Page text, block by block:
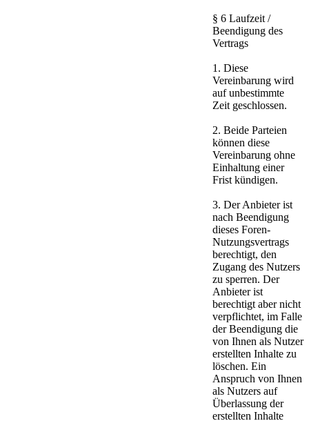
§ 6 Laufzeit /
Beendigung des
Vertrags
1. Diese
Vereinbarung wird
auf unbestimmte
Zeit geschlossen.
2. Beide Parteien
können diese
Vereinbarung ohne
Einhaltung einer
Frist kündigen.
3. Der Anbieter ist
nach Beendigung
dieses Foren-
Nutzungsvertrags
berechtigt, den
Zugang des Nutzers
zu sperren. Der
Anbieter ist
berechtigt aber nicht
verpflichtet, im Falle
der Beendigung die
von Ihnen als Nutzer
erstellten Inhalte zu
löschen. Ein
Anspruch von Ihnen
als Nutzers auf
Überlassung der
erstellten Inhalte